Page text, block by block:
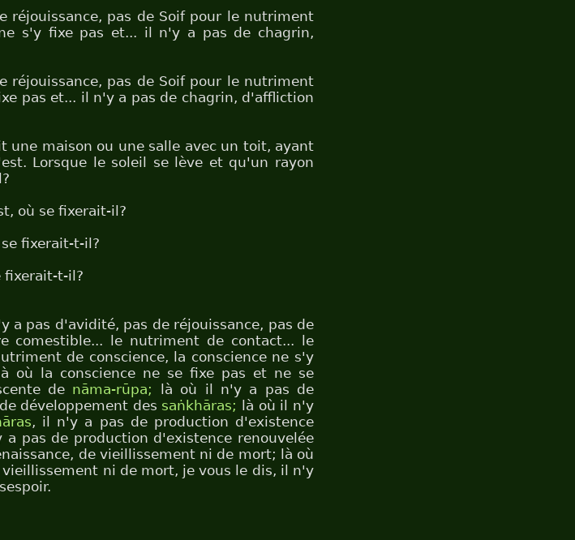
réjouissance, pas de Soif pour le nutriment
s'y fixe pas et... il n'y a pas de chagrin,
réjouissance, pas de Soif pour le nutriment
pas et... il n'y a pas de chagrin, d'affliction
une maison ou une salle avec un toit, ayant
Lorsque le soleil se lève et qu'un rayon
où se fixerait-il?
fixerait-t-il?
fixerait-t-il?
a pas d'avidité, pas de réjouissance, pas de
comestible... le nutriment de contact... le
de conscience, la conscience ne s'y
où la conscience ne se fixe pas et ne se
de nāma-rūpa;
là où il n'y a pas de
développement des saṅkhāras;
là où il n'y
, il n'y a pas de production d'existence
pas de production d'existence renouvelée
de vieillissement ni de mort; là où
ni de mort, je vous le dis, il n'y